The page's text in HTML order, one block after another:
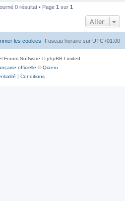
c
e
0 résultat • Page 1 sur 1
Aller
Fuseau horaire sur UTC+01:00
les cookies
Forum Software © phpBB Limited
officielle ©Qiaeru
| Conditions